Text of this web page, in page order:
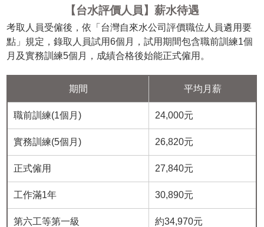
【台水評價人員】薪水待遇
考取人員受僱後，依「台灣自來水公司評價職位人員遴用要
點」規定，錄取人員試用6個月，試用期間包含職前訓練1個
月及實務訓練5個月，成績合格後始能正式僱用。
期間 平均月薪
職前訓練(1個月) 24,000元
實務訓練(5個月) 26,820元
正式僱用 27,840元
工作滿1年 30,890元
第六工等第一級 約34,970元